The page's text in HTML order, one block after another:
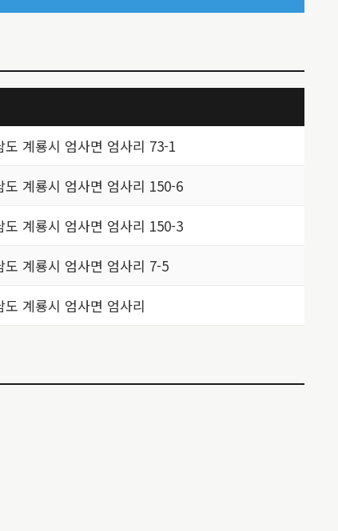
도 계룡시 엄사면 엄사리 73-1
도 계룡시 엄사면 엄사리 150-6
도 계룡시 엄사면 엄사리 150-3
도 계룡시 엄사면 엄사리 7-5
도 계룡시 엄사면 엄사리